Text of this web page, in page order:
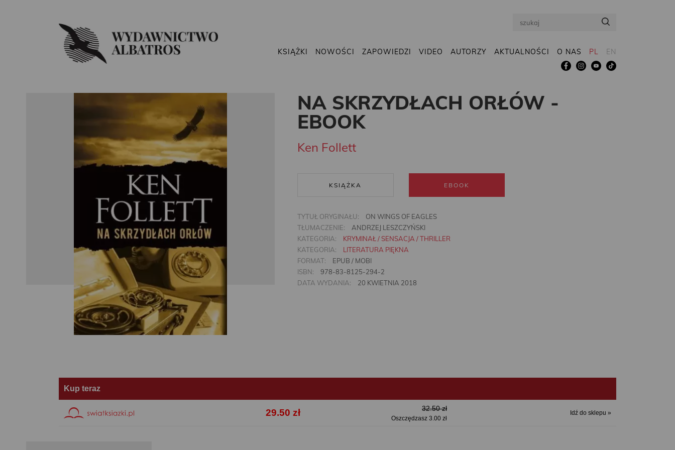
Search
KSIĄŻKI NOWOŚCI ZAPOWIEDZI VIDEO AUTORZY AKTUALNOŚCI O NAS PL EN
NA SKRZYDŁACH ORŁÓW -
EBOOK
Ken Follett
KSIĄŻKA EBOOK
TYTUŁ ORYGINAŁU:
ON WINGS OF EAGLES
TŁUMACZENIE:
ANDRZEJ LESZCZYŃSKI
KATEGORIA:
KRYMINAŁ / SENSACJA / THRILLER
KATEGORIA:
LITERATURA PIĘKNA
FORMAT:
EPUB / MOBI
ISBN:
978-83-8125-294-2
DATA WYDANIA:
20 KWIETNIA 2018
Kup teraz
29.50 zł 32.50 zł
Oszczędzasz 3.00 zł
Idź do sklepu »